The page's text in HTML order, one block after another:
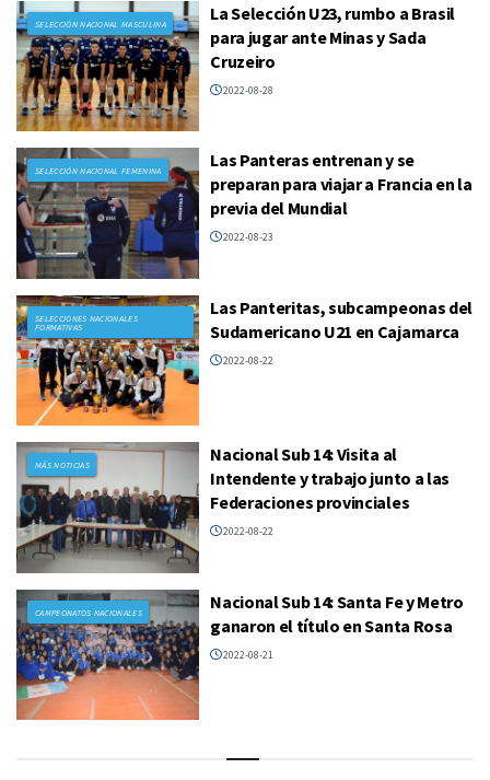
SELECCIÓN NACIONAL MASCULINA
La Selección U23, rumbo a Brasil
para jugar ante Minas y Sada
Cruzeiro
2022-08-28
SELECCIÓN NACIONAL FEMENINA
Las Panteras entrenan y se
preparan para viajar a Francia en la
previa del Mundial
2022-08-23
SELECCIONES NACIONALES
FORMATIVAS
Las Panteritas, subcampeonas del
Sudamericano U21 en Cajamarca
2022-08-22
MÁS NOTICIAS
Nacional Sub 14: Visita al
Intendente y trabajo junto a las
Federaciones provinciales
2022-08-22
CAMPEONATOS NACIONALES
Nacional Sub 14: Santa Fe y Metro
ganaron el título en Santa Rosa
2022-08-21